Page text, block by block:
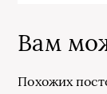
Вам
Похожих